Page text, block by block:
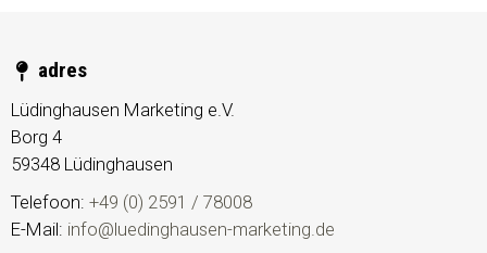
adres
Lüdinghausen Marketing e.V.
Borg 4
59348 Lüdinghausen
Telefoon: +49 (0) 2591 / 78008
E-Mail: info@luedinghausen-marketing.de